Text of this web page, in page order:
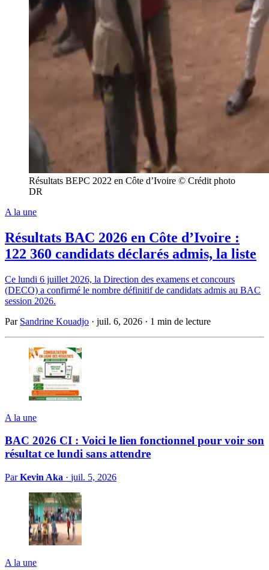
Résultats BEPC 2022 en Côte d’Ivoire © Crédit photo
DR
A la une
Résultats BAC 2026 en Côte d’Ivoire :
122 360 candidats déclarés admis, la liste
Ce lundi 6 juillet 2026, la Direction des examens et concours
(DECO) a confirmé le nombre définitif de candidats admis au BAC
session 2026.
Par Sandrine Kouadjo · juil. 6, 2026 · 1 min de lecture
A la une
BAC 2026 CI : Voici le lien fonctionnel pour voir son
résultat ce lundi sans attendre
ParKevin Aka · juil. 5, 2026
A la une